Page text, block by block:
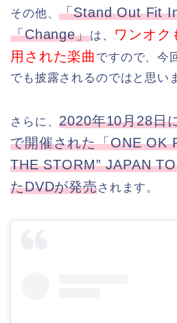
その他、「Stand Out Fit
「Change」は、 ワンオク
用された楽曲 ですので、今
でも披露されるのではと思い
さらに、2020年10月28日
で開催された「ONE OK
THE STORM” JAPAN
たDVDが発売されます。